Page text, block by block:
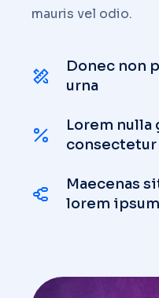
mauris vel odio.
Donec non
urna
Lorem nulla
Maecenas
lorem